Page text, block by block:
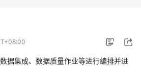
据集成、数据质量作业等进行编排并进